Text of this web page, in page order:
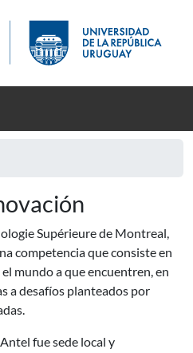
Supérieure de Montreal,
competencia que consiste en
mundo a que encuentren, en
a desafíos planteados por
fue sede local y